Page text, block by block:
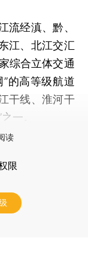
经滇、黔、
江、北江交汇
综合立体交通
的高等级航道
干线、淮河干
一。
读
限